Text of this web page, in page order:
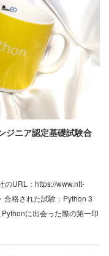
ニア認定基礎試験合
のURL：https://www.ntt-
合格された試験：Python 3
に出会った際の第一印